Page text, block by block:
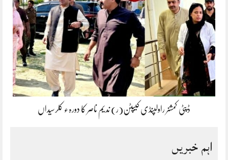
ڈپٹی کمشنر راولپنڈی کیپٹن(ر) ندیم ناصر کا دورہء کلرسیداں
اہم خبریں